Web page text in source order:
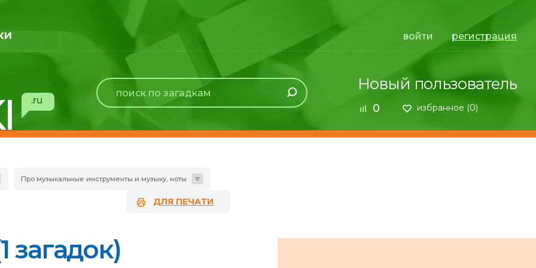
войти регистрация
.ru
Новый пользователь
0 избранное (0)
Про музыкальные инструменты и музыку, ноты
ДЛЯ ПЕЧАТИ
загадок)